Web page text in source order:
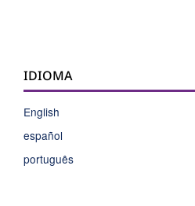
IDIOMA
English
español
português